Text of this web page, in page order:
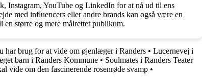
Instagram, YouTube og LinkedIn for at nå ud til ens
med influencers eller andre brands kan også være en
større og mere målrettet publikum.
har brug for at vide om øjenlæger i Randers • Lucernevej i
barn i Randers Kommune • Soulmates i Randers Teater
vide om den fascinerende rosenrøde svamp •